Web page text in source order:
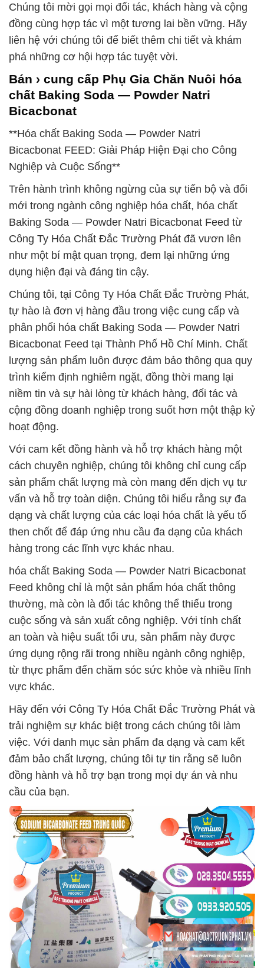
Chúng tôi mời gọi mọi đối tác, khách hàng và cộng
đồng cùng hợp tác vì một tương lai bền vững. Hãy
liên hệ với chúng tôi để biết thêm chi tiết và khám
phá những cơ hội hợp tác tuyệt vời.
Bán › cung cấp Phụ Gia Chăn Nuôi hóa
chất Baking Soda — Powder Natri
Bicacbonat
**Hóa chất Baking Soda — Powder Natri
Bicacbonat FEED: Giải Pháp Hiện Đại cho Công
Nghiệp và Cuộc Sống**
Trên hành trình không ngừng của sự tiến bộ và đổi
mới trong ngành công nghiệp hóa chất, hóa chất
Baking Soda — Powder Natri Bicacbonat Feed từ
Công Ty Hóa Chất Đắc Trường Phát đã vươn lên
như một bí mật quan trọng, đem lại những ứng
dụng hiện đại và đáng tin cậy.
Chúng tôi, tại Công Ty Hóa Chất Đắc Trường Phát,
tự hào là đơn vị hàng đầu trong việc cung cấp và
phân phối hóa chất Baking Soda — Powder Natri
Bicacbonat Feed tại Thành Phố Hồ Chí Minh. Chất
lượng sản phẩm luôn được đảm bảo thông qua quy
trình kiểm định nghiêm ngặt, đồng thời mang lại
niềm tin và sự hài lòng từ khách hàng, đối tác và
cộng đồng doanh nghiệp trong suốt hơn một thập kỷ
hoạt động.
Với cam kết đồng hành và hỗ trợ khách hàng một
cách chuyên nghiệp, chúng tôi không chỉ cung cấp
sản phẩm chất lượng mà còn mang đến dịch vụ tư
vấn và hỗ trợ toàn diện. Chúng tôi hiểu rằng sự đa
dạng và chất lượng của các loại hóa chất là yếu tố
then chốt để đáp ứng nhu cầu đa dạng của khách
hàng trong các lĩnh vực khác nhau.
hóa chất Baking Soda — Powder Natri Bicacbonat
Feed không chỉ là một sản phẩm hóa chất thông
thường, mà còn là đối tác không thể thiếu trong
cuộc sống và sản xuất công nghiệp. Với tính chất
an toàn và hiệu suất tối ưu, sản phẩm này được
ứng dụng rộng rãi trong nhiều ngành công nghiệp,
từ thực phẩm đến chăm sóc sức khỏe và nhiều lĩnh
vực khác.
Hãy đến với Công Ty Hóa Chất Đắc Trường Phát và
trải nghiệm sự khác biệt trong cách chúng tôi làm
việc. Với danh mục sản phẩm đa dạng và cam kết
đảm bảo chất lượng, chúng tôi tự tin rằng sẽ luôn
đồng hành và hỗ trợ bạn trong mọi dự án và nhu
cầu của bạn.